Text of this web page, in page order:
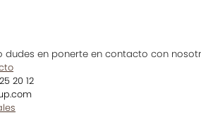
dudes en ponerte en contacto con
20 12